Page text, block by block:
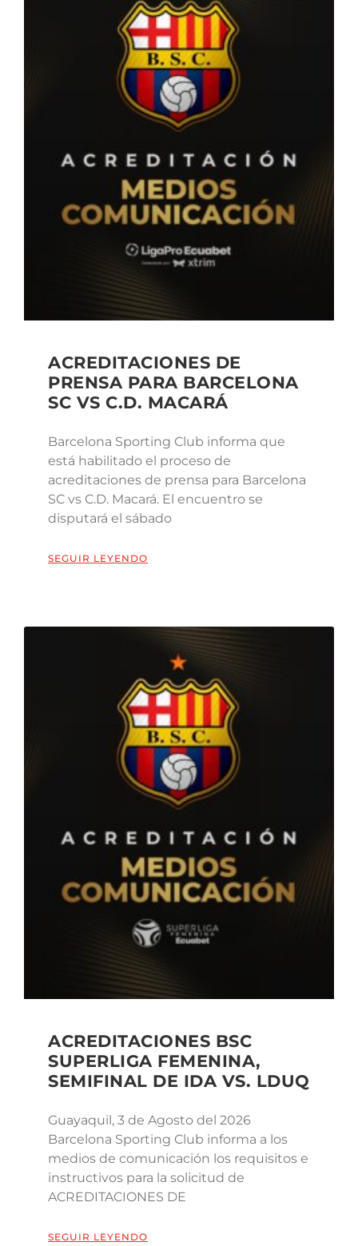
ACREDITACIONES DE
PRENSA PARA BARCELONA
SC VS C.D. MACARÁ
Barcelona Sporting Club informa que
está habilitado el proceso de
acreditaciones de prensa para Barcelona
SC vs C.D. Macará. El encuentro se
disputará el sábado
SEGUIR LEYENDO
ACREDITACIONES BSC
SUPERLIGA FEMENINA,
SEMIFINAL DE IDA VS. LDUQ
Guayaquil, 3 de Agosto del 2026
Barcelona Sporting Club informa a los
medios de comunicación los requisitos e
instructivos para la solicitud de
ACREDITACIONES DE
SEGUIR LEYENDO